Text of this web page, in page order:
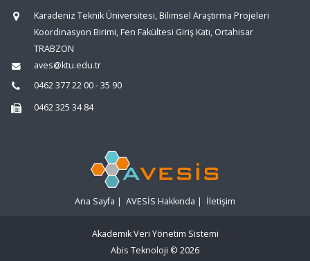
Karadeniz Teknik Üniversitesi, Bilimsel Araştırma Projeleri
Koordinasyon Birimi, Fen Fakültesi Giriş Katı, Ortahisar
TRABZON
aves@ktu.edu.tr
0462 377 22 00 - 35 90
0462 325 34 84
Ana Sayfa | AVESİS Hakkında | İletişim
Akademik Veri Yönetim Sistemi
Abis Teknoloji © 2026